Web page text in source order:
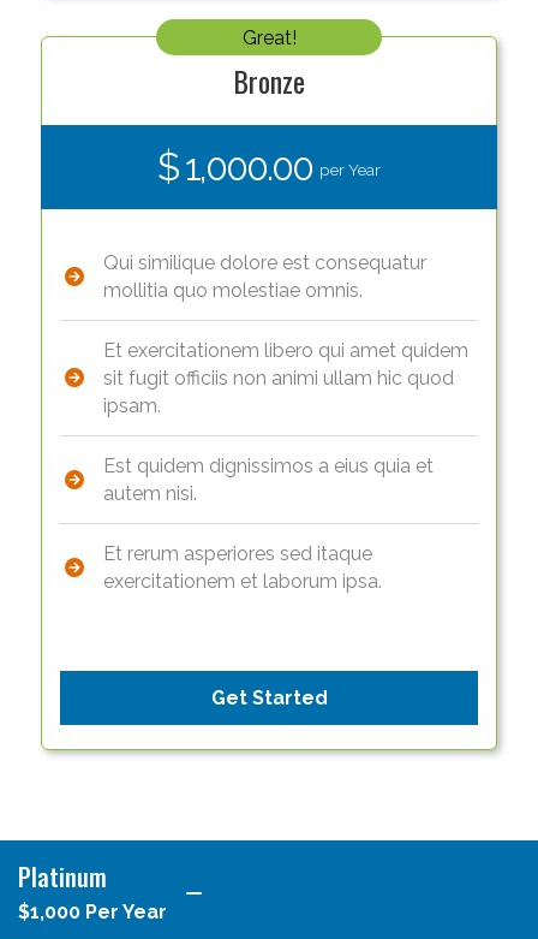
Great!
Bronze
$ 1,000.00 per Year
Qui similique dolore est consequatur
mollitia quo molestiae omnis.
Et exercitationem libero qui amet quidem
sit fugit officiis non animi ullam hic quod
ipsam.
Est quidem dignissimos a eius quia et
autem nisi.
Et rerum asperiores sed itaque
exercitationem et laborum ipsa.
Get Started
Platinum
$1,000 Per Year